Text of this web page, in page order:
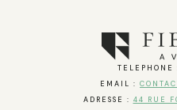
TELEPHONE
EMAIL :
ADRESSE : 44 RUE